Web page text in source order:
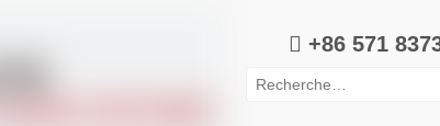
 +86 571